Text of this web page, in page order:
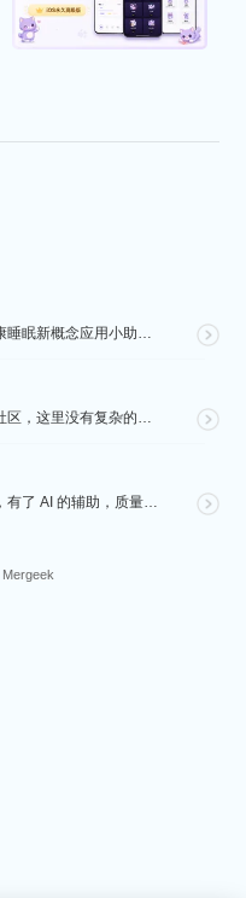
柚子助眠，地球人都在用的健康睡眠新概念应用小助手。Phone必备App神器.每一个热爱生活的人，都值...
Essay 是一个简洁友好的文字社区，这里没有复杂的社交功能，不会有浏览量，点赞和关注等量化指标去左...
创作一首音乐已经越来越简单，有了 AI 的辅助，质量更加有保障，Muse AI 可以让一个零经验用户...
Mergeek